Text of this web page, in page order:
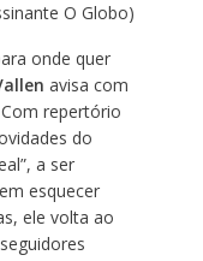
O Globo)
onde quer
avisa com
Com repertório
do
a ser
esquecer
ele volta ao